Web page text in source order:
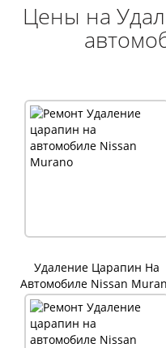
Цены на
Удаление Царапин На
Автомобиле Nissan